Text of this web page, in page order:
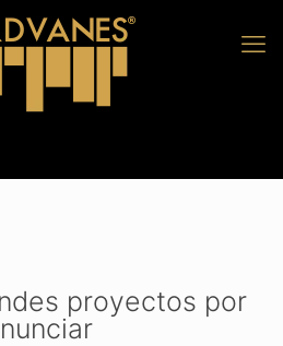
proyectos por